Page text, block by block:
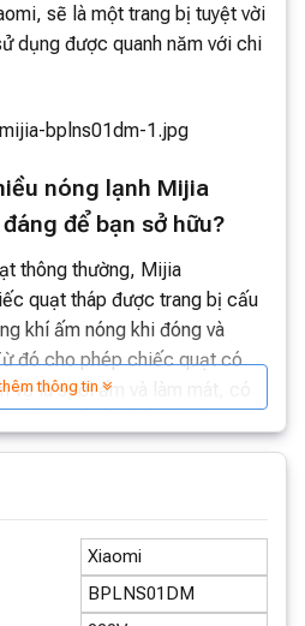
sẽ là một trang bị tuyệt vời
dụng được quanh năm với chi
nóng lạnh Mijia
để bạn sở hữu?
thông thường, Mijia
quạt tháp được trang bị cấu
khí ấm nóng khi đóng và
đó cho phép chiếc quạt có
vụ là sưởi ấm và làm mát, có
cơ DC inverter thế hệ mới,
hơn, không gây ảnh
thông tin
Xiaomi
BPLNS01DM